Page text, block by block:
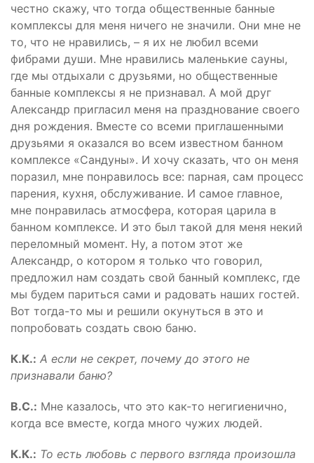
честно скажу, что тогда общественные банные
комплексы для меня ничего не значили. Они мне не
то, что не нравились, – я их не любил всеми
фибрами души. Мне нравились маленькие сауны,
где мы отдыхали с друзьями, но общественные
банные комплексы я не признавал. А мой друг
Александр пригласил меня на празднование своего
дня рождения. Вместе со всеми приглашенными
друзьями я оказался во всем известном банном
комплексе «Сандуны». И хочу сказать, что он меня
поразил, мне понравилось все: парная, сам процесс
парения, кухня, обслуживание. И самое главное,
мне понравилась атмосфера, которая царила в
банном комплексе. И это был такой для меня некий
переломный момент. Ну, а потом этот же
Александр, о котором я только что говорил,
предложил нам создать свой банный комплекс, где
мы будем париться сами и радовать наших гостей.
Вот тогда-то мы и решили окунуться в это и
попробовать создать свою баню.
К.К.: А если не секрет, почему до этого не
признавали баню?
В.С.: Мне казалось, что это как-то негигиенично,
когда все вместе, когда много чужих людей.
К.К.: То есть любовь с первого взгляда произошла